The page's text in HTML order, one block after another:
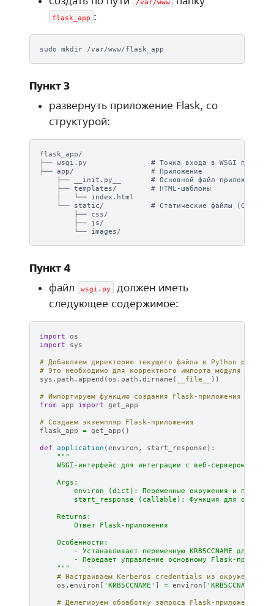
flask_app :
sudo mkdir
Пункт 3
развернуть приложение Flask, со
структурой:
flask_app/
├── wsgi.py               # Точка входа в WSGI
├── app/                  # Приложение
    ├── __init.py__       # Основной файл приложения
    ├── templates/        # HTML-шаблоны
    │   └── index.html
└── static/           # Статические файлы (CSS,
        ├── css/
        ├── js/
Пункт 4
файл
wsgi.py
должен иметь
следующее содержимое:
import os
import
sys
# Добавляем директорию текущего файла в Python path
# Это необходимо для корректного импорта модуля app
sys . path . append (os . path . dirname ( __file__
))
# Импортируем функцию создания Flask-приложения
from app import get_app
# Создаем экземпляр Flask-приложения
flask_app = get_app ()
def application (environ , start_response ):
"""
    WSGI-интерфейс для интеграции с веб-сервером
    Args:
environ (dict): Переменные окружения и
start_response (callable): Функция для
    Returns:
        Ответ Flask-приложения
    Особенности:
- Устанавливает переменную KRB5CCNAME для
- Передает управление основному Flask-
    """
# Настраиваем Kerberos credentials из окружения
os . environ [ 'KRB5CCNAME' ] = environ [ 'KRB5CCNAME'
# Делегируем обработку запроса Flask-приложению